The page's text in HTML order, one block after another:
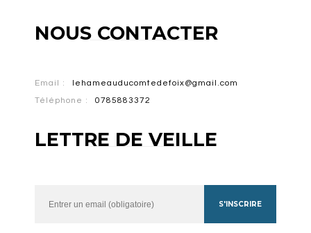
NOUS CONTACTER
Email :
lehameauducomtedefoix@gmail.com
Téléphone :
0785883372
LETTRE DE VEILLE
S'INSCRIRE